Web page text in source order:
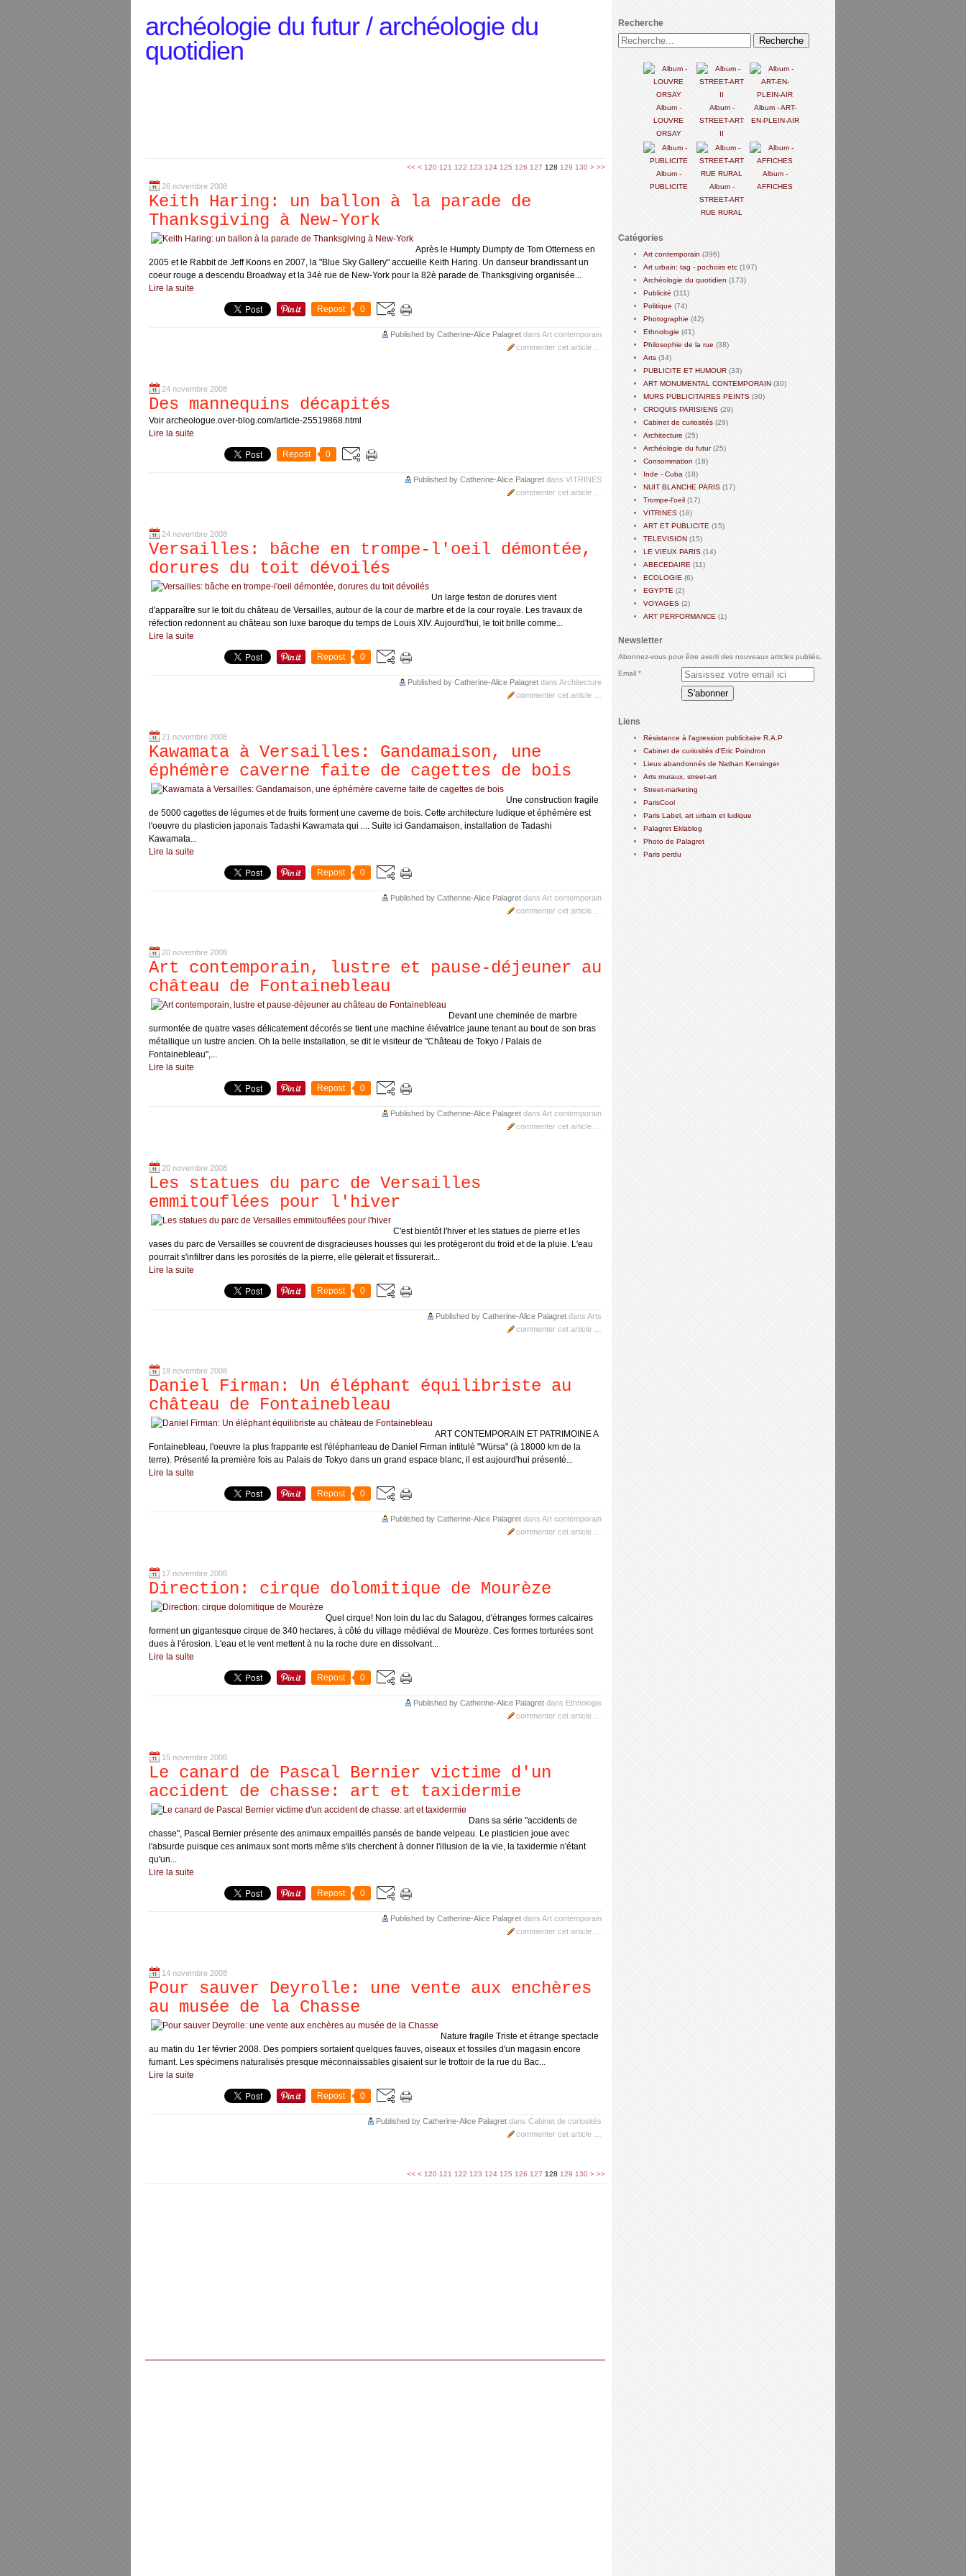
archéologie du futur / archéologie du
quotidien
<< < 100
110
120 121 122 123 124 125 126 127 128 129 130 140
> >>
26 novembre 2008
Keith Haring: un ballon à la parade de
Thanksgiving à New-York
Après le Humpty Dumpty de Tom Otterness en
2005 et le Rabbit de Jeff Koons en 2007, la "Blue Sky Gallery" accueille Keith Haring. Un danseur brandissant un
coeur rouge a descendu Broadway et la 34è rue de New-York pour la 82è parade de Thanksgiving organisée...
Lire la suite
Repost 0
Published by Catherine-Alice Palagret dans Art contemporain
commenter cet article
24 novembre 2008
Des mannequins décapités
Voir archeologue.over-blog.com/article-25519868.html
Lire la suite
Repost 0
Published by Catherine-Alice Palagret dans VITRINES
commenter cet article
24 novembre 2008
Versailles: bâche en trompe-l'oeil démontée,
dorures du toit dévoilés
Un large feston de dorures vient
d'apparaître sur le toit du château de Versailles, autour de la cour de marbre et de la cour royale. Les travaux de
réfection redonnent au château son luxe baroque du temps de Louis XIV. Aujourd'hui, le toit brille comme...
Lire la suite
Repost 0
Published by Catherine-Alice Palagret dans Architecture
commenter cet article
21 novembre 2008
Kawamata à Versailles: Gandamaison, une
éphémère caverne faite de cagettes de bois
Une construction fragile
de 5000 cagettes de légumes et de fruits forment une caverne de bois. Cette architecture ludique et éphémère est
l'oeuvre du plasticien japonais Tadashi Kawamata qui .... Suite ici Gandamaison, installation de Tadashi
Kawamata...
Lire la suite
Repost 0
Published by Catherine-Alice Palagret dans Art contemporain
commenter cet article
20 novembre 2008
Art contemporain, lustre et pause-déjeuner au
château de Fontainebleau
Devant une cheminée de marbre
surmontée de quatre vases délicatement décorés se tient une machine élévatrice jaune tenant au bout de son bras
métallique un lustre ancien. Oh la belle installation, se dit le visiteur de "Château de Tokyo / Palais de
Fontainebleau",...
Lire la suite
Repost 0
Published by Catherine-Alice Palagret dans Art contemporain
commenter cet article
20 novembre 2008
Les statues du parc de Versailles
emmitouflées pour l'hiver
C'est bientôt l'hiver et les statues de pierre et les
vases du parc de Versailles se couvrent de disgracieuses housses qui les protégeront du froid et de la pluie. L'eau
pourrait s'infiltrer dans les porosités de la pierre, elle gèlerait et fissurerait...
Lire la suite
Repost 0
Published by Catherine-Alice Palagret dans Arts
commenter cet article
18 novembre 2008
Daniel Firman: Un éléphant équilibriste au
château de Fontainebleau
ART CONTEMPORAIN ET PATRIMOINE A
Fontainebleau, l'oeuvre la plus frappante est l'éléphanteau de Daniel Firman intitulé "Würsa" (à 18000 km de la
terre). Présenté la première fois au Palais de Tokyo dans un grand espace blanc, il est aujourd'hui présenté...
Lire la suite
Repost 0
Published by Catherine-Alice Palagret dans Art contemporain
commenter cet article
17 novembre 2008
Direction: cirque dolomitique de Mourèze
Quel cirque! Non loin du lac du Salagou, d'étranges formes calcaires
forment un gigantesque cirque de 340 hectares, à côté du village médiéval de Mourèze. Ces formes torturées sont
dues à l'érosion. L'eau et le vent mettent à nu la roche dure en dissolvant...
Lire la suite
Repost 0
Published by Catherine-Alice Palagret dans Ethnologie
commenter cet article
15 novembre 2008
Le canard de Pascal Bernier victime d'un
accident de chasse: art et taxidermie
Dans sa série "accidents de
chasse", Pascal Bernier présente des animaux empaillés pansés de bande velpeau. Le plasticien joue avec
l'absurde puisque ces animaux sont morts même s'ils cherchent à donner l'illusion de la vie, la taxidermie n'étant
qu'un...
Lire la suite
Repost 0
Published by Catherine-Alice Palagret dans Art contemporain
commenter cet article
14 novembre 2008
Pour sauver Deyrolle: une vente aux enchères
au musée de la Chasse
Nature fragile Triste et étrange spectacle
au matin du 1er février 2008. Des pompiers sortaient quelques fauves, oiseaux et fossiles d'un magasin encore
fumant. Les spécimens naturalisés presque méconnaissables gisaient sur le trottoir de la rue du Bac...
Lire la suite
Repost 0
Published by Catherine-Alice Palagret dans Cabinet de curiosités
commenter cet article
<< < 100
110
120 121 122 123 124 125 126 127 128 129 130 140
> >>
Recherche
Album -
LOUVRE
ORSAY
Album -
STREET-ART
II
Album - ART-
EN-PLEIN-AIR
Album -
PUBLICITE
Album -
STREET-ART
RUE RURAL
Album -
AFFICHES
Catégories
Art contemporain (396)
Art urbain: tag - pochoirs etc (197)
Archéologie du quotidien (173)
Publicité (111)
Politique (74)
Photographie (42)
Ethnologie (41)
Philosophie de la rue (38)
Arts (34)
PUBLICITE ET HUMOUR (33)
ART MONUMENTAL CONTEMPORAIN (30)
MURS PUBLICITAIRES PEINTS (30)
CROQUIS PARISIENS (29)
Cabinet de curiosités (29)
Architecture (25)
Archéologie du futur(25)
Consommation (18)
Inde - Cuba (18)
NUIT BLANCHE PARIS (17)
Trompe-l'oeil (17)
VITRINES (16)
ART ET PUBLICITE (15)
TELEVISION (15)
LE VIEUX PARIS (14)
ABECEDAIRE (11)
ECOLOGIE (6)
EGYPTE (2)
VOYAGES (2)
ART PERFORMANCE (1)
Newsletter
Abonnez-vous pour être averti des nouveaux articles publiés.
Email
Liens
Résistance à l'agression publicitaire R.A.P
Cabinet de curiosités d'Eric Poindron
Lieux abandonnés de Nathan Kensinger
Arts muraux, street-art
Street-marketing
ParisCool
Paris Label, art urbain et ludique
Palagret Eklablog
Photo de Palagret
Paris perdu